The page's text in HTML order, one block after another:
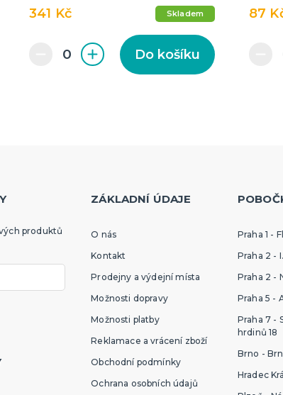
341 Kč Skladem
Do košíku
87
produktů
ZÁKLADNÍ ÚDAJE
O nás
Kontakt
Prodejny a výdejní místa
Možnosti dopravy
Možnosti platby
Reklamace a vrácení zboží
Obchodní podmínky
Ochrana osobních údajů
Praha 1 -
Praha 2 -
Praha 2 -
Praha 5 -
Praha 7 -
hrdinů 18
Brno -
Hradec